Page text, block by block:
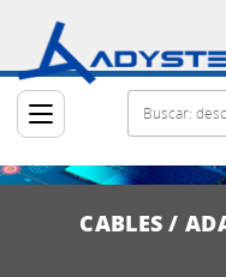
CABLES /